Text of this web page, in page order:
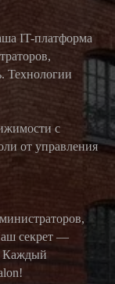
IT-платформа
Технологии
с
от управления
секрет —
Каждый